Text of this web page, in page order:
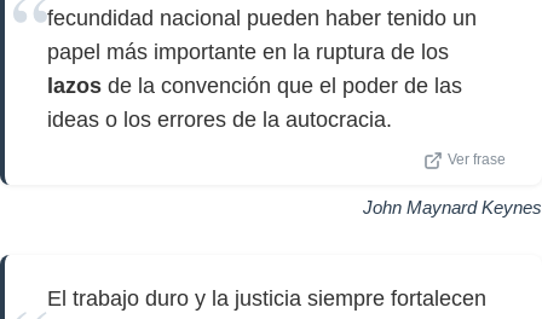
fecundidad nacional pueden haber tenido un
papel más importante en la ruptura de los
lazos de la convención que el poder de las
ideas o los errores de la autocracia.
Ver frase
John Maynard Keynes
El trabajo duro y la justicia siempre fortalecen